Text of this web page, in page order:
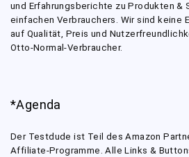
und Erfahrungsberichte zu Produkten &
einfachen Verbrauchers. Wir sind keine
auf Qualität, Preis und
Otto-Normal-Verbraucher.
*Agenda
Der Testdude ist Teil des Amazon
Affiliate-Programme. Alle Links &